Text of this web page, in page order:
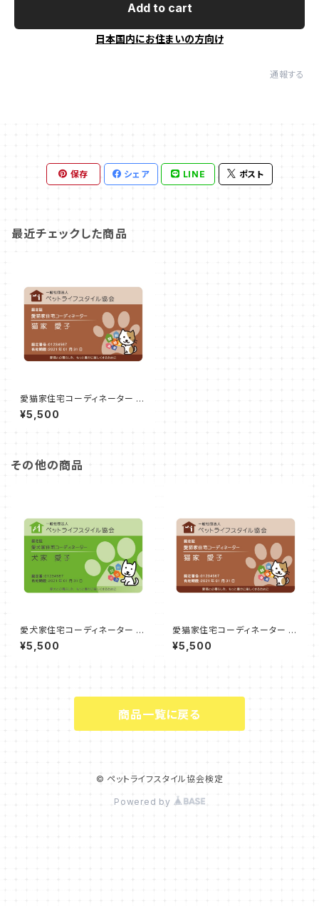
Add to cart
日本国内にお住まいの方向け
通報する
保存 シェア LINE ポスト
最近チェックした商品
愛猫家住宅コーディネーター 更
新 申込
¥5,500
その他の商品
愛犬家住宅コーディネーター 更
新 申込
¥5,500
愛猫家住宅コーディネーター 更
新 申込
¥5,500
商品一覧に戻る
© ペットライフスタイル協会検定
Powered by